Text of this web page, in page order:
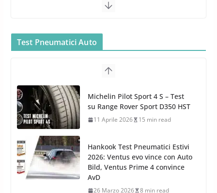
Car Care
26 Marzo 2025 2 min read
Azoto
26 Marzo 2025 2 min read
Test Pneumatici Auto
Hankook Test Pneumatici Estivi
2026: Ventus evo vince con Auto
Bild, Ventus Prime 4 convince
Test Gomme 2026 Tyre Reviews:
i Migliori pneumatici estivi
sportivi a confronto